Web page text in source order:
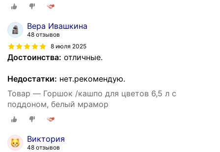
Вера Ивашкина
48 отзывов
8 июля 2025
Достоинства: отличные.
Недостатки: нет.рекомендую.
Товар — Горшок /кашпо для цветов 6,5 л с
поддоном, белый мрамор
Виктория
48 отзывов